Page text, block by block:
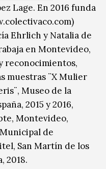
Lage. En 2016 funda
Ehrlich y Natalia de
en Montevideo,
reconocimientos,
muestras ¨X Mulier
Museo de la
2015 y 2016,
Montevideo,
Municipal de
San Martín de los
2018.